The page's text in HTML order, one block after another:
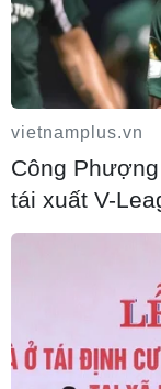
Đồng Nai
án kết nối
06/08/2026 16:05
Toàn cảnh
THPT
Cầu Đắk
cẩu, 2 người
vietnamplus.vn
Công
tái xuất V-